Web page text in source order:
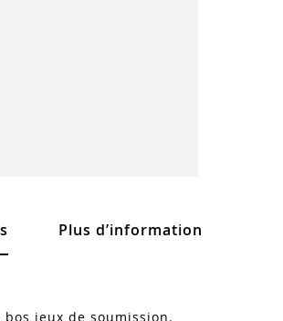
jeux de soumission.
Plus d’information